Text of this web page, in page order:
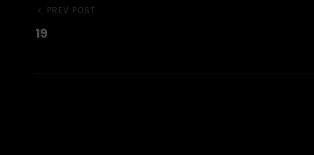
Beitragsnavigation
Previous
Post
PREV POST
19